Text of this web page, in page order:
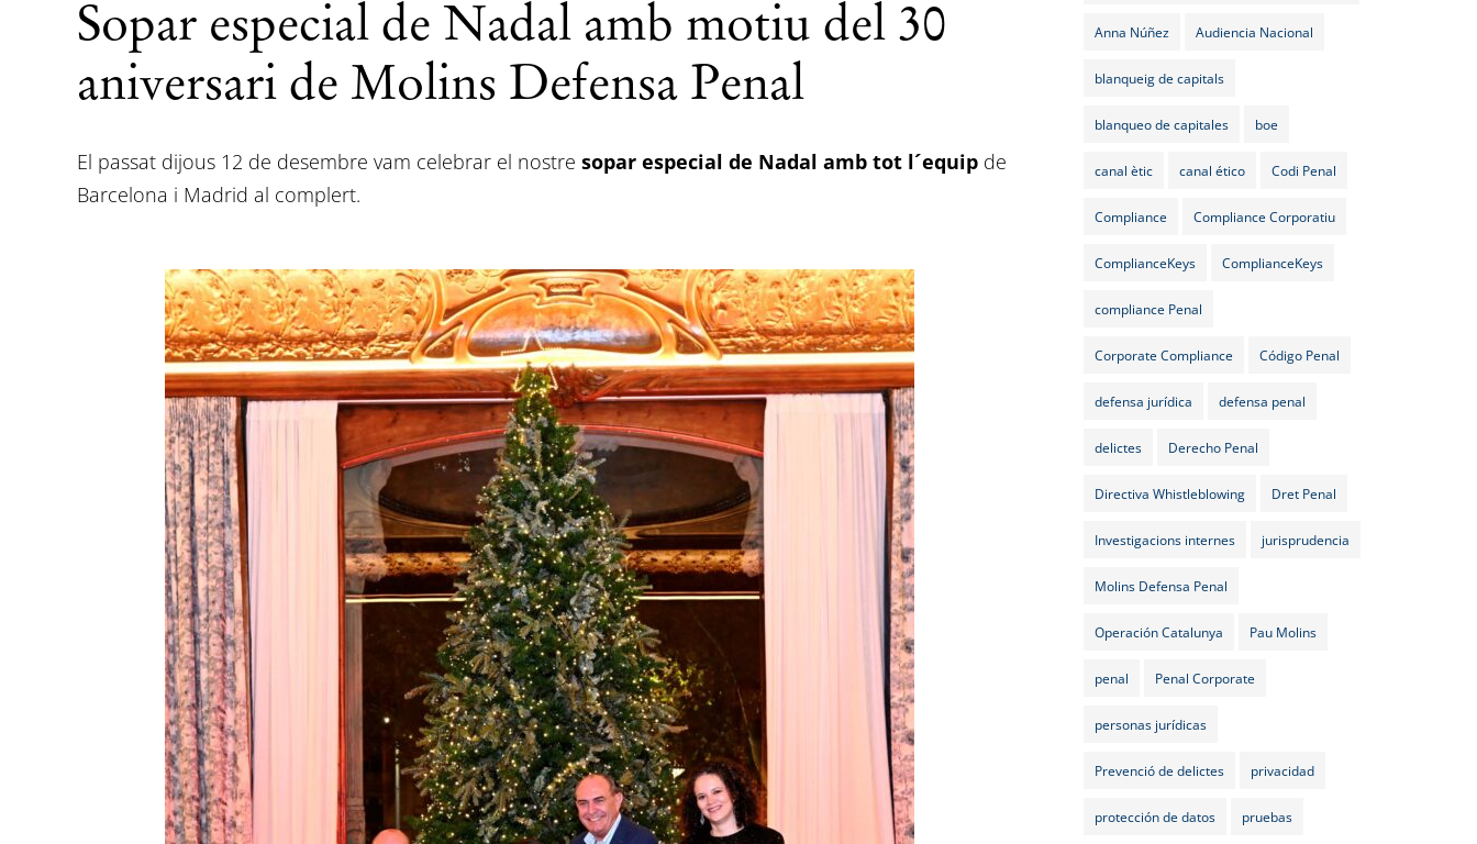
Sopar especial de Nadal amb motiu del 30
aniversari de Molins Defensa Penal
El passat dijous 12 de desembre vam celebrar el nostre sopar especial de Nadal amb tot l´equip de
Barcelona i Madrid al complert.
Anna Núñez Audiencia Nacional
blanqueig de capitals
blanqueo de capitales boe
canal ètic canal ético Codi Penal
Compliance Compliance Corporatiu
ComplianceKeys ComplianceKeys
compliance Penal
Corporate Compliance Código Penal
defensa jurídica defensa penal
delictes Derecho Penal
Directiva Whistleblowing Dret Penal
Investigacions internes jurisprudencia
Molins Defensa Penal
Operación Catalunya Pau Molins
penal Penal Corporate
personas jurídicas
Prevenció de delictes privacidad
protección de datos pruebas